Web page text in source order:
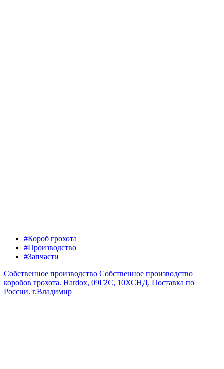
#Короб грохота
#Производство
#Запчасти
Собственное производство Собственное производство
коробов грохота. Hardox, 09Г2С, 10ХСНД. Поставка по
России. г.Владимир